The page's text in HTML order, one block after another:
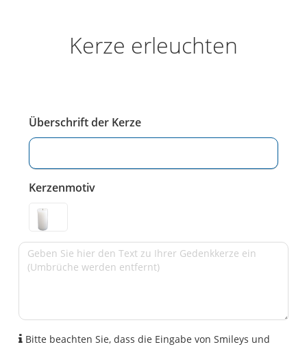
Kerze erleuchten
Überschrift der Kerze
Kerzenmotiv
Bitte beachten Sie, dass die Eingabe von Smileys und